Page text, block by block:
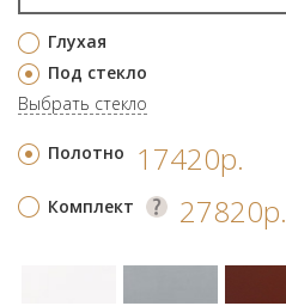
Глухая
Под стекло
Выбрать стекло
Полотно 17420р.
Комплект 27820р.